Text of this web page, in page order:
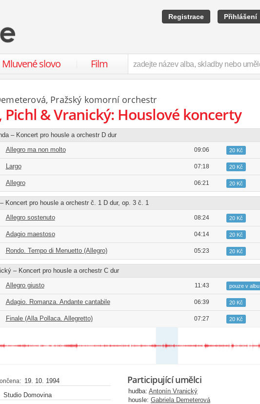
Registrace Přihlášení
Mluvené slovo Film
, Pražský komorní orchestr
Pichl & Vranický: Houslové koncerty
– Koncert pro housle a orchestr D dur
Allegro ma non molto 09:06 20 Kč
Largo 07:18 20 Kč
Allegro 06:21 20 Kč
Koncert pro housle a orchestr č. 1 D dur, op. 3 č. 1
Allegro sostenuto 08:24 20 Kč
Adagio maestoso 04:14 20 Kč
Rondo. Tempo di Menuetto (Allegro) 05:23 20 Kč
– Koncert pro housle a orchestr C dur
Allegro giusto 11:43 pouze v albu
Adagio. Romanza. Andante cantabile 06:39 20 Kč
Finale (Alla Pollaca. Allegretto) 07:27 20 Kč
19. 10. 1994
Studio Domovina
Participující umělci
hudba: Antonín Vranický
housle: Gabriela Demeterová